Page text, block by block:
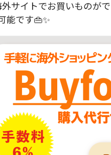
外サイトでお買いものが
能です👜✨